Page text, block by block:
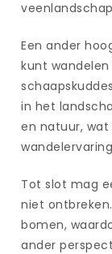
Een ander
kunt
in het
en natuur,
Tot slot mag
niet
bomen,
ander